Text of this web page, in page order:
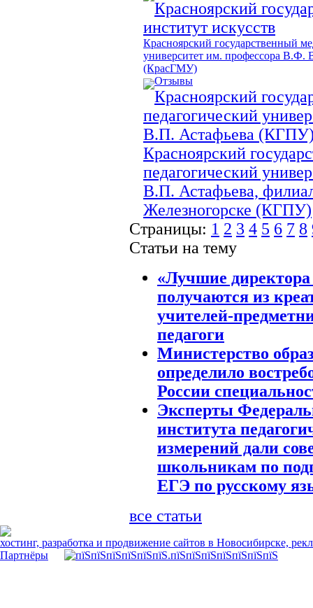
Красноярский
институт искусств
Красноярский государственный
университет им. профессора В.Ф.
(КрасГМУ)
Отзывы
Красноярский
педагогический
В.П. Астафьева
Красноярский
педагогический
В.П. Астафьева,
Железногорске (КГПУ)
Страницы: 1 2 3 4 5 6 7 8
Статьи на тему
«Лучшие
получаются из
учителей-
педагоги
Министерство
определило
России
Эксперты
института
измерений дали
школьникам по
ЕГЭ по русскому
все статьи
хостинг, разработка и продвижение сайтов в Новосибирске,
Партнёры